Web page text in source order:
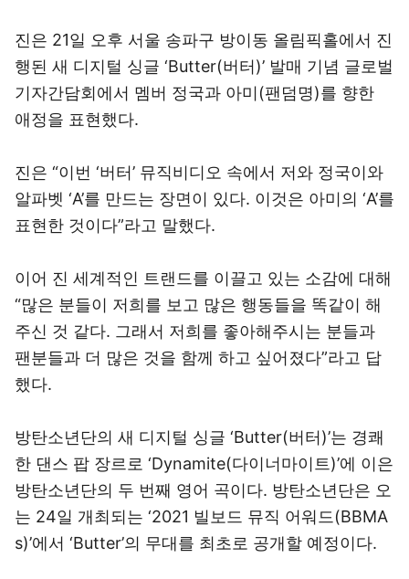
진은 21일 오후 서울 송파구 방이동 올림픽홀에서 진
행된 새 디지털 싱글 ‘Butter(버터)’ 발매 기념 글로벌
기자간담회에서 멤버 정국과 아미(팬덤명)를 향한
애정을 표현했다.
진은 “이번 ‘버터’ 뮤직비디오 속에서 저와 정국이와
알파벳 ‘A’를 만드는 장면이 있다. 이것은 아미의 ‘A’를
표현한 것이다”라고 말했다.
이어 진 세계적인 트랜드를 이끌고 있는 소감에 대해
“많은 분들이 저희를 보고 많은 행동들을 똑같이 해
주신 것 같다. 그래서 저희를 좋아해주시는 분들과
팬분들과 더 많은 것을 함께 하고 싶어졌다”라고 답
했다.
방탄소년단의 새 디지털 싱글 ‘Butter(버터)’는 경쾌
한 댄스 팝 장르로 ‘Dynamite(다이너마이트)’에 이은
방탄소년단의 두 번째 영어 곡이다. 방탄소년단은 오
는 24일 개최되는 ‘2021 빌보드 뮤직 어워드(BBMA
s)’에서 ‘Butter’의 무대를 최초로 공개할 예정이다.